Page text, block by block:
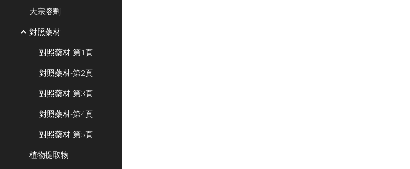
大宗溶劑
對照藥材
對照藥材-第1頁
對照藥材-第2頁
對照藥材-第3頁
對照藥材-第4頁
對照藥材-第5頁
植物提取物